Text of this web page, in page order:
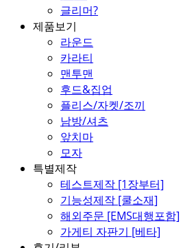
글리머?
제품보기
라운드
카라티
맨투맨
후드&집업
플리스/자켓/조끼
남방/셔츠
앞치마
모자
특별제작
테스트제작 [1장부터]
기능성제작 [쿨소재]
해외주문 [EMS대행포함]
가게티 자판기 [베타]